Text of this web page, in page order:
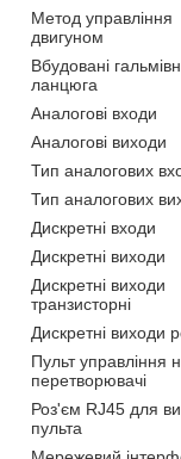
Метод управління
двигуном
Вбудовані
ланцюга
Аналогові входи
Аналогові виходи
Тип аналогових
Тип аналогових
Дискретні входи
Дискретні виходи
Дискретні виходи
транзисторні
Дискретні виходи
Пульт управління
перетворювачі
Роз'єм RJ45 для
пульта